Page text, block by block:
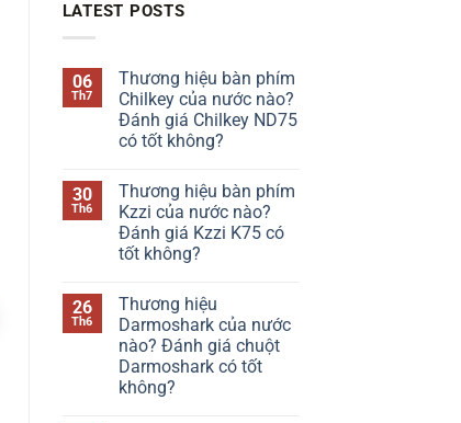
LATEST POSTS
06
Th7
Thương hiệu bàn phím
Chilkey của nước nào?
Đánh giá Chilkey ND75
có tốt không?
bình
luận
ở
Thương
hiệu
bàn
của
nước
nào?
Đánh
giá
Chilkey
ND75
30
Th6
Thương hiệu bàn phím
Kzzi của nước nào?
Đánh giá Kzzi K75 có
tốt không?
bình
luận
ở
Thương
hiệu
bàn
phím
26
Th6
Thương hiệu
Darmoshark của nước
nào? Đánh giá chuột
Darmoshark có tốt
không?